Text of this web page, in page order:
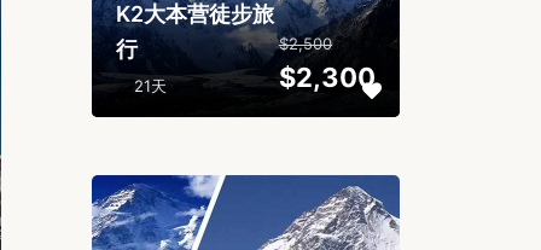
K2大本营徒步旅
行
21天
$2,500
$2,300
...